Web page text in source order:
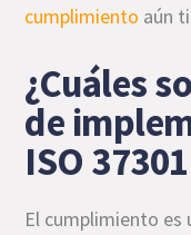
cumplimiento aún
¿Cuáles
de
ISO
El cumplimiento es